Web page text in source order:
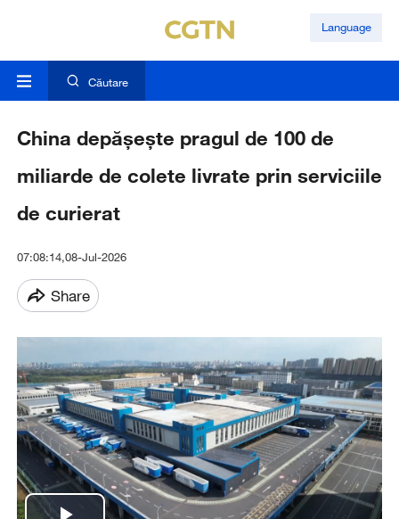
Language
Căutare
China depășește pragul de 100 de
miliarde de colete livrate prin serviciile
de curierat
07:08:14,08-Jul-2026
Share